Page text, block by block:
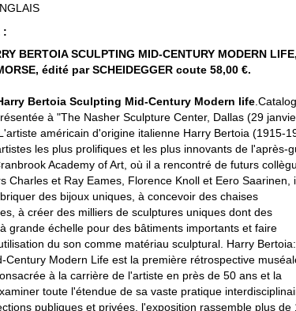
:
BERTOIA SCULPTING MID-CENTURY MODERN
édité par SCHEIDEGGER coute 58,00 €.
Bertoia Sculpting Mid-Century Modern life
à "The Nasher Sculpture Center, Dallas (29
américain d'origine italienne Harry Bertoia (1915-
les plus prolifiques et les plus innovants de l'après-
Academy of Art, où il a rencontré de futurs
Charles et Ray Eames, Florence Knoll et Eero Saarinen,
des bijoux uniques, à concevoir des chaises
à créer des milliers de sculptures uniques dont des
grande échelle pour des bâtiments importants et faire
du son comme matériau sculptural. Harry Bertoia:
Century Modern Life est la première rétrospective
à la carrière de l'artiste en près de 50 ans et la
toute l'étendue de sa vaste pratique
publiques et privées, l'exposition rassemble plus de